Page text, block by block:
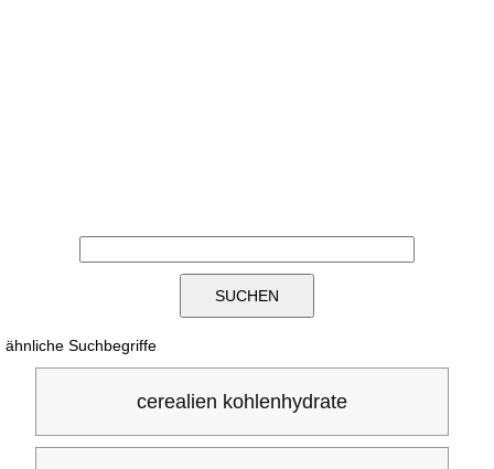
ähnliche Suchbegriffe
cerealien kohlenhydrate